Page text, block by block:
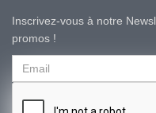
Inscrivez-vous à notre
promos !